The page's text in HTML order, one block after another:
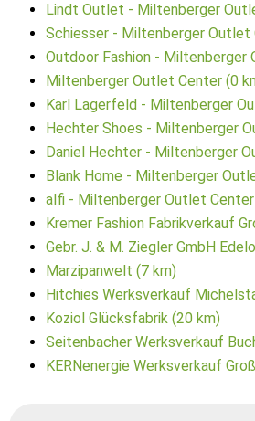
Lindt Outlet - Miltenberger
Schiesser - Miltenberger Outlet
Outdoor Fashion - Miltenberger
Miltenberger Outlet Center (0
Karl Lagerfeld - Miltenberger
Hechter Shoes - Miltenberger
Daniel Hechter - Miltenberger
Blank Home - Miltenberger
alfi - Miltenberger Outlet Center
Kremer Fashion Fabrikverkauf
Gebr. J. & M. Ziegler GmbH
Marzipanwelt (7 km)
Hitchies Werksverkauf
Koziol Glücksfabrik (20 km)
Seitenbacher Werksverkauf
KERNenergie Werksverkauf